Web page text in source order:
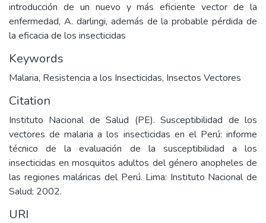
introducción de un nuevo y más eficiente vector de la
enfermedad, A. darlingi, además de la probable pérdida de
la eficacia de los insecticidas
Keywords
Malaria, Resistencia a los Insecticidas, Insectos Vectores
Citation
Instituto Nacional de Salud (PE). Susceptibilidad de los
vectores de malaria a los insecticidas en el Perú: informe
técnico de la evaluación de la susceptibilidad a los
insecticidas en mosquitos adultos del género anopheles de
las regiones maláricas del Perú. Lima: Instituto Nacional de
Salud; 2002.
URI